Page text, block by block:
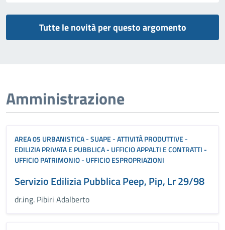
Tutte le novità per questo argomento
Amministrazione
AREA 05 URBANISTICA - SUAPE - ATTIVITÀ PRODUTTIVE -
EDILIZIA PRIVATA E PUBBLICA - UFFICIO APPALTI E CONTRATTI -
UFFICIO PATRIMONIO - UFFICIO ESPROPRIAZIONI
Servizio Edilizia Pubblica Peep, Pip, Lr 29/98
dr.ing. Pibiri Adalberto